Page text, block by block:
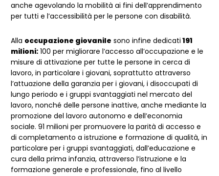
anche agevolando la mobilità ai fini dell’apprendimento
per tutti e l’accessibilità per le persone con disabilità.
Alla occupazione giovanile sono infine dedicati 191
milioni: 100 per migliorare l’accesso all’occupazione e le
misure di attivazione per tutte le persone in cerca di
lavoro, in particolare i giovani, soprattutto attraverso
l’attuazione della garanzia per i giovani, i disoccupati di
lungo periodo e i gruppi svantaggiati nel mercato del
lavoro, nonché delle persone inattive, anche mediante la
promozione del lavoro autonomo e dell’economia
sociale. 91 milioni per promuovere la parità di accesso e
di completamento a istruzione e formazione di qualità, in
particolare per i gruppi svantaggiati, dall’educazione e
cura della prima infanzia, attraverso l’istruzione e la
formazione generale e professionale, fino al livello